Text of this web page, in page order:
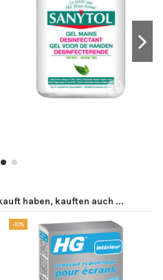
haben, kauften auch ...
-10%